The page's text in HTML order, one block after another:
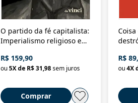
O partido da fé capitalista:
Imperialismo religioso e
Brasil
R$ 159,90
ou5X de R$ 31,98sem juros
Comprar
R$
ou4X